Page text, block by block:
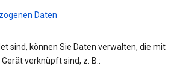
Daten
sind, können Sie Daten verwalten, die mit
verknüpft sind, z. B.: